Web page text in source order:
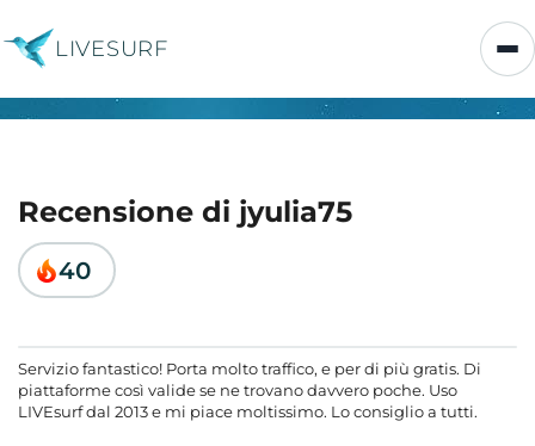
LIVESURF
Recensione di jyulia75
40
Servizio fantastico! Porta molto traffico, e per di più gratis. Di
piattaforme così valide se ne trovano davvero poche. Uso
LIVEsurf dal 2013 e mi piace moltissimo. Lo consiglio a tutti.